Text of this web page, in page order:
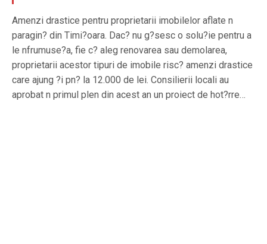
Amenzi drastice pentru proprietarii imobilelor aflate n
paragin? din Timi?oara. Dac? nu g?sesc o solu?ie pentru a
le nfrumuse?a, fie c? aleg renovarea sau demolarea,
proprietarii acestor tipuri de imobile risc? amenzi drastice
care ajung ?i pn? la 12.000 de lei. Consilierii locali au
aprobat n primul plen din acest an un proiect de hot?rre…